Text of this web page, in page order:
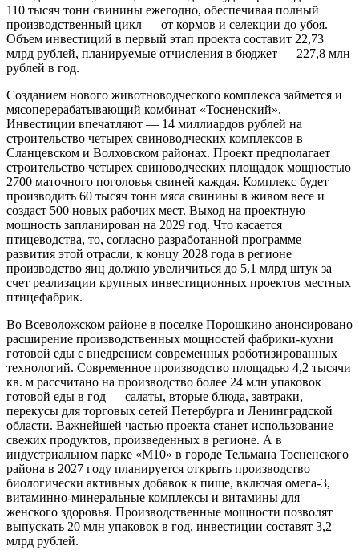
110 тысяч тонн свинины ежегодно, обеспечивая полный
производственный цикл — от кормов и селекции до убоя.
Объем инвестиций в первый этап проекта составит 22,73
млрд рублей, планируемые отчисления в бюджет — 227,8 млн
рублей в год.
Созданием нового животноводческого комплекса займется и
мясоперерабатывающий комбинат «Тосненский».
Инвестиции впечатляют — 14 миллиардов рублей на
строительство четырех свиноводческих комплексов в
Сланцевском и Волховском районах. Проект предполагает
строительство четырех свиноводческих площадок мощностью
2700 маточного поголовья свиней каждая. Комплекс будет
производить 60 тысяч тонн мяса свинины в живом весе и
создаст 500 новых рабочих мест. Выход на проектную
мощность запланирован на 2029 год. Что касается
птицеводства, то, согласно разработанной программе
развития этой отрасли, к концу 2028 года в регионе
производство яиц должно увеличиться до 5,1 млрд штук за
счет реализации крупных инвестиционных проектов местных
птицефабрик.
Во Всеволожском районе в поселке Порошкино анонсировано
расширение производственных мощностей фабрики-кухни
готовой еды с внедрением современных роботизированных
технологий. Современное производство площадью 4,2 тысячи
кв. м рассчитано на производство более 24 млн упаковок
готовой еды в год — салаты, вторые блюда, завтраки,
перекусы для торговых сетей Петербурга и Ленинградской
области. Важнейшей частью проекта станет использование
свежих продуктов, произведенных в регионе. А в
индустриальном парке «М10» в городе Тельмана Тосненского
района в 2027 году планируется открыть производство
биологически активных добавок к пище, включая омега-3,
витаминно-минеральные комплексы и витамины для
женского здоровья. Производственные мощности позволят
выпускать 20 млн упаковок в год, инвестиции составят 3,2
млрд рублей.